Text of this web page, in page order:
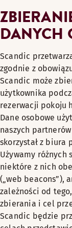
DANYCH
Scandic
zgodnie z
Scandic może
użytkownika
rezerwacji pokoju
Dane osobowe
naszych
skorzystał z biura
Używamy różnych
niektóre z nich
(„web beacons”),
zależności od
zbierania i cel
Scandic będzie